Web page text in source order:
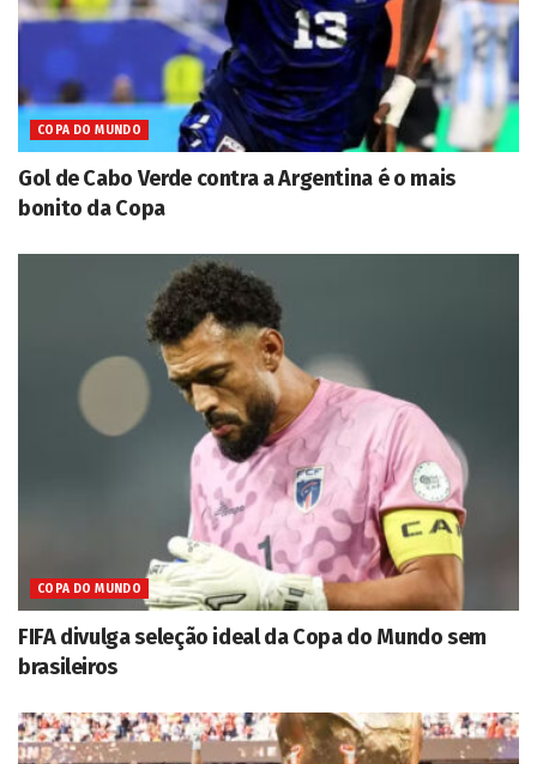
COPA DO MUNDO
Gol de Cabo Verde contra a Argentina é o mais
bonito da Copa
COPA DO MUNDO
FIFA divulga seleção ideal da Copa do Mundo sem
brasileiros